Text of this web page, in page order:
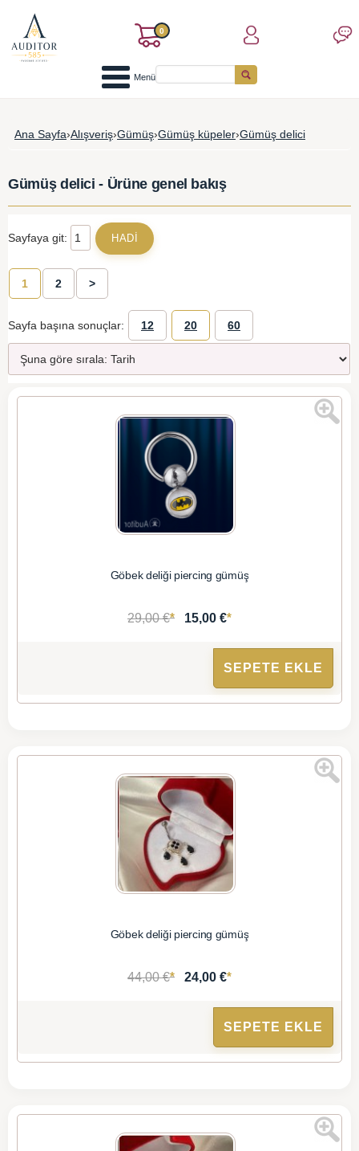
0
Menü
Ana Sayfa›Alışveriş›Gümüş›Gümüş küpeler›Gümüş delici
Gümüş delici - Ürüne genel bakış
Sayfaya git:
1 2 >
Sayfa başına sonuçlar: 12 20 60
Göbek deliği piercing gümüş
29,00 €* 15,00 €*
SEPETE EKLE
Göbek deliği piercing gümüş
44,00 €* 24,00 €*
SEPETE EKLE